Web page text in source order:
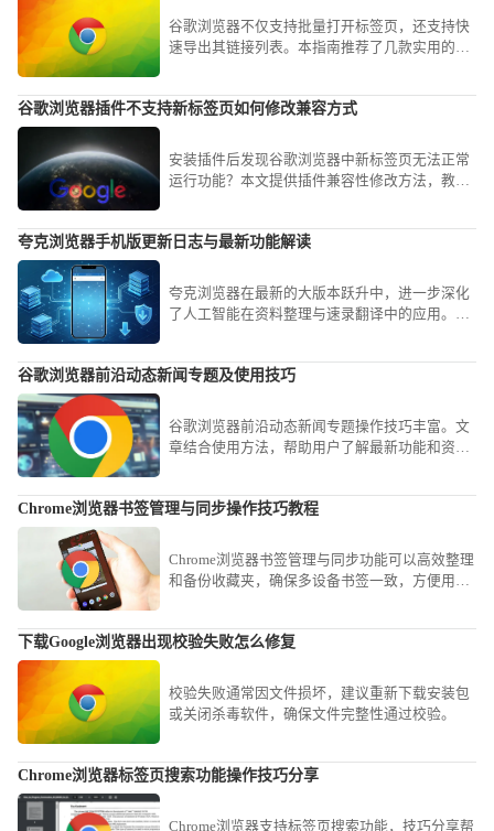
谷歌浏览器不仅支持批量打开标签页，还支持快
速导出其链接列表。本指南推荐了几款实用的扩
谷歌浏览器插件不支持新标签页如何修改兼容方式
安装插件后发现谷歌浏览器中新标签页无法正常
运行功能？本文提供插件兼容性修改方法，教你
夸克浏览器手机版更新日志与最新功能解读
夸克浏览器在最新的大版本跃升中，进一步深化
了人工智能在资料整理与速录翻译中的应用。我
带来的效率狂欢。
谷歌浏览器前沿动态新闻专题及使用技巧
谷歌浏览器前沿动态新闻专题操作技巧丰富。文
章结合使用方法，帮助用户了解最新功能和资
Chrome浏览器书签管理与同步操作技巧教程
Chrome浏览器书签管理与同步功能可以高效整理
和备份收藏夹，确保多设备书签一致，方便用户
下载Google浏览器出现校验失败怎么修复
校验失败通常因文件损坏，建议重新下载安装包
或关闭杀毒软件，确保文件完整性通过校验。
Chrome浏览器标签页搜索功能操作技巧分享
Chrome浏览器支持标签页搜索功能，技巧分享帮